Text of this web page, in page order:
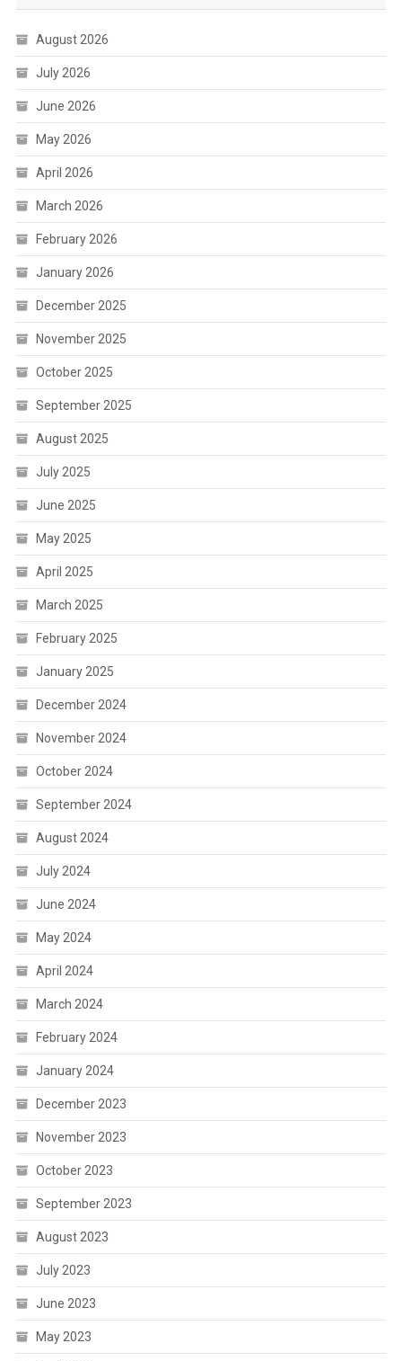
August 2026
July 2026
June 2026
May 2026
April 2026
March 2026
February 2026
January 2026
December 2025
November 2025
October 2025
September 2025
August 2025
July 2025
June 2025
May 2025
April 2025
March 2025
February 2025
January 2025
December 2024
November 2024
October 2024
September 2024
August 2024
July 2024
June 2024
May 2024
April 2024
March 2024
February 2024
January 2024
December 2023
November 2023
October 2023
September 2023
August 2023
July 2023
June 2023
May 2023